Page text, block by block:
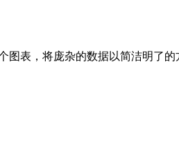
表，将庞杂的数据以简洁明了